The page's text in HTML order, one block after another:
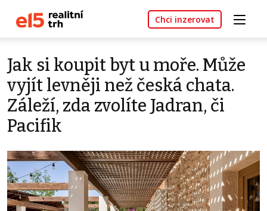
Chci inzerovat
Jak si koupit byt u moře. Může
vyjít levněji než česká chata.
Záleží, zda zvolíte Jadran, či
Pacifik